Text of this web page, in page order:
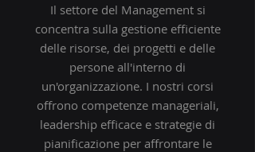
Il settore del Management si
concentra sulla gestione efficiente
delle risorse, dei progetti e delle
persone all'interno di
un'organizzazione. I nostri corsi
offrono competenze manageriali,
leadership efficace e strategie di
pianificazione per affrontare le